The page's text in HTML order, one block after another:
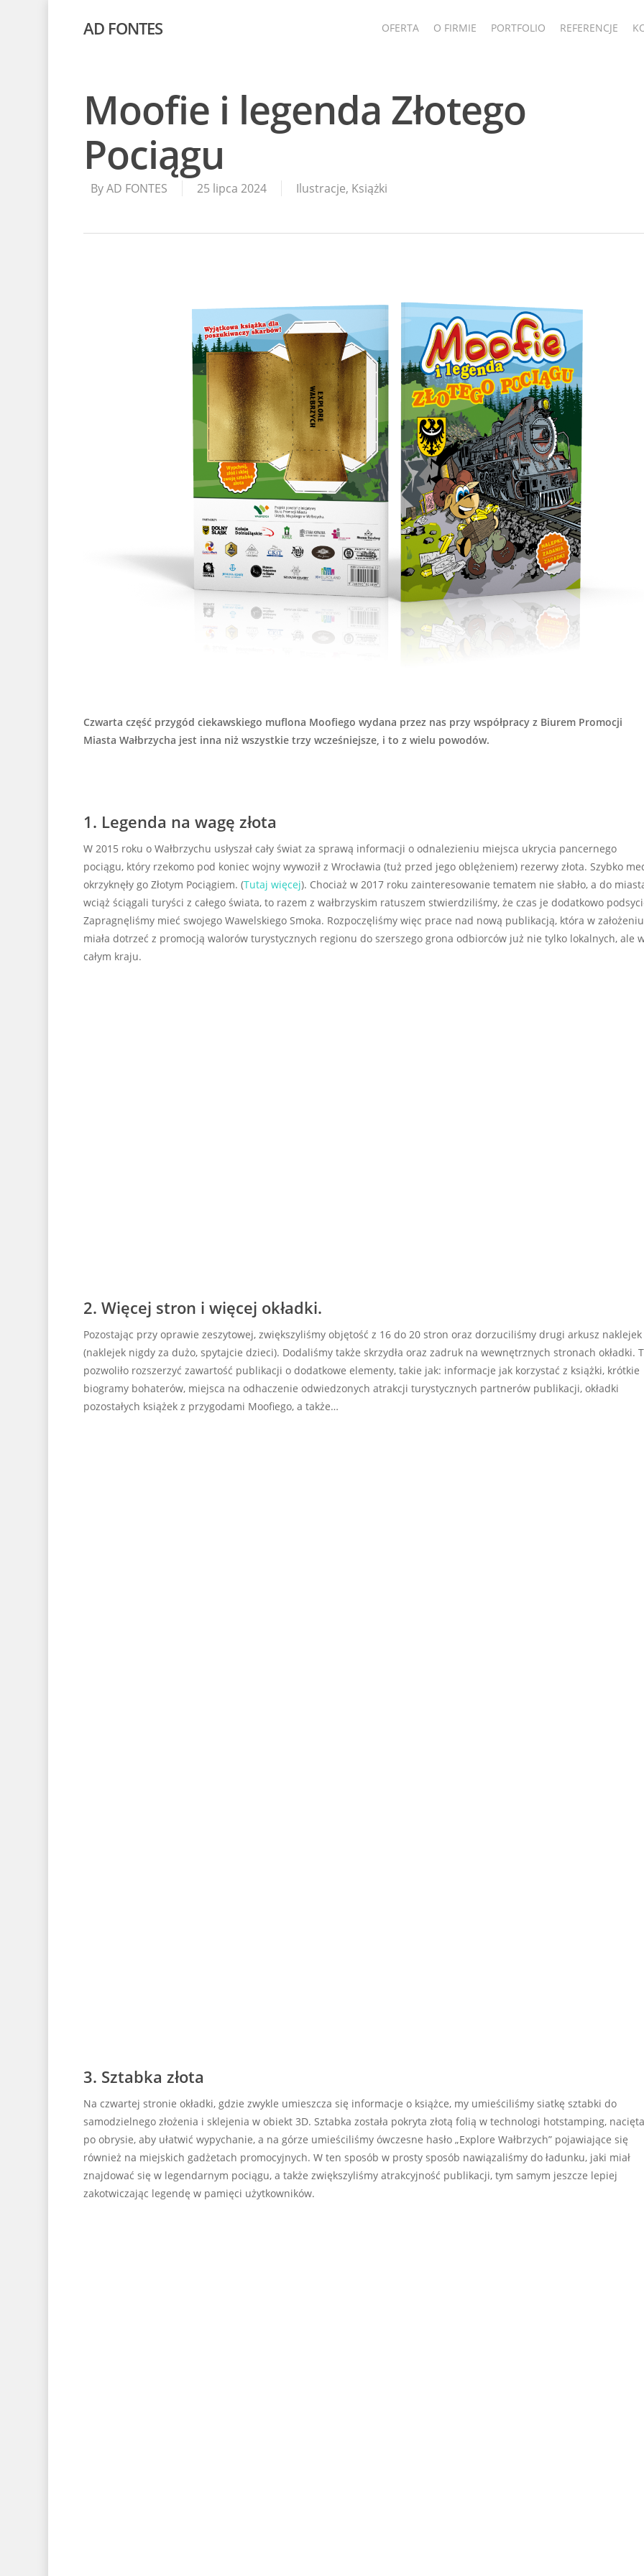
AD FONTES OFERTA O FIRMIE PORTFOLIO REFERENCJE
Moofie i legenda Złotego
Pociągu
ByAD FONTES 25 lipca 2024 Ilustracje, Książki
Czwarta część przygód ciekawskiego muflona Moofiego wydana przez nas przy współpracy z Biurem Promocji
Miasta Wałbrzycha jest inna niż wszystkie trzy wcześniejsze, i to z wielu powodów.
1. Legenda na wagę złota
W 2015 roku o Wałbrzychu usłyszał cały świat za sprawą informacji o odnalezieniu miejsca ukrycia pancernego
pociągu, który rzekomo pod koniec wojny wywoził z Wrocławia (tuż przed jego oblężeniem) rezerwy złota. Szybko
okrzyknęły go Złotym Pociągiem. (Tutaj więcej). Chociaż w 2017 roku zainteresowanie tematem nie słabło, a do
wciąż ściągali turyści z całego świata, to razem z wałbrzyskim ratuszem stwierdziliśmy, że czas je dodatkowo
Zapragnęliśmy mieć swojego Wawelskiego Smoka. Rozpoczęliśmy więc prace nad nową publikacją, która w założeniu
miała dotrzeć z promocją walorów turystycznych regionu do szerszego grona odbiorców już nie tylko lokalnych, ale
całym kraju.
2. Więcej stron i więcej okładki.
Pozostając przy oprawie zeszytowej, zwiększyliśmy objętość z 16 do 20 stron oraz dorzuciliśmy drugi arkusz naklejek
(naklejek nigdy za dużo, spytajcie dzieci). Dodaliśmy także skrzydła oraz zadruk na wewnętrznych stronach okładki.
pozwoliło rozszerzyć zawartość publikacji o dodatkowe elementy, takie jak: informacje jak korzystać z książki, krótkie
biogramy bohaterów, miejsca na odhaczenie odwiedzonych atrakcji turystycznych partnerów publikacji, okładki
pozostałych książek z przygodami Moofiego, a także…
3. Sztabka złota
Na czwartej stronie okładki, gdzie zwykle umieszcza się informacje o książce, my umieściliśmy siatkę sztabki do
samodzielnego złożenia i sklejenia w obiekt 3D. Sztabka została pokryta złotą folią w technologi hotstamping, nacięta
po obrysie, aby ułatwić wypychanie, a na górze umieściliśmy ówczesne hasło „Explore Wałbrzych” pojawiające się
również na miejskich gadżetach promocyjnych. W ten sposób w prosty sposób nawiązaliśmy do ładunku, jaki miał
znajdować się w legendarnym pociągu, a także zwiększyliśmy atrakcyjność publikacji, tym samym jeszcze lepiej
zakotwiczając legendę w pamięci użytkowników.